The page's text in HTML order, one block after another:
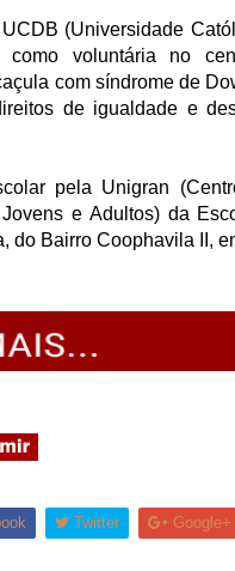
(Universidade
voluntária no
com síndrome de
de igualdade e
pela Unigran
e Adultos) da
do Bairro Coophavila II,
Twitter Google+